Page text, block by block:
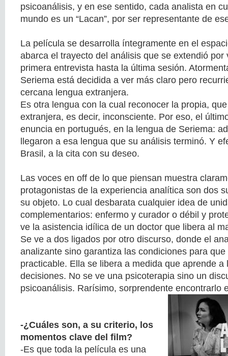
psicoanálisis, y en ese sentido, cada analista en
mundo es un “Lacan”, por ser representante de
La película se desarrolla íntegramente en el
abarca el trayecto del análisis que se extendió por
primera entrevista hasta la última sesión.
Seriema está decidida a ver más claro pero
cercana lengua extranjera.
Es otra lengua con la cual reconocer la propia,
extranjera, es decir, inconsciente. Por eso, el
enuncia en portugués, en la lengua de Seriema:
llegaron a esa lengua que su análisis terminó. Y
Brasil, a la cita con su deseo.
Las voces en off de lo que piensan muestra
protagonistas de la experiencia analítica son dos
su objeto. Lo cual desbarata cualquier idea de
complementarios: enfermo y curador o débil y
ve la asistencia idílica de un doctor que libera al
Se ve a dos ligados por otro discurso, donde el
analizante sino garantiza las condiciones para
practicable. Ella se libera a medida que aprende a
decisiones. No se ve una psicoterapia sino un
psicoanálisis. Rarísimo, sorprendente encontrarlo
-¿Cuáles son, a su criterio, los
momentos clave del film?
-Es que toda la película es una